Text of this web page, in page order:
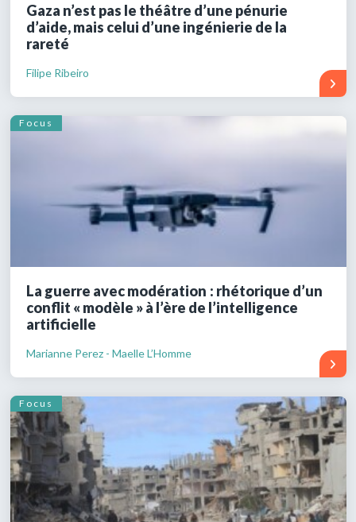
Gaza n’est pas le théâtre d’une pénurie
d’aide, mais celui d’une ingénierie de la
rareté
Filipe Ribeiro
Focus
La guerre avec modération : rhétorique d’un
conflit « modèle » à l’ère de l’intelligence
artificielle
Marianne Perez - Maelle L’Homme
Focus